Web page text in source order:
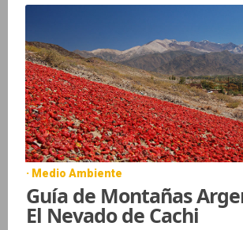
· Medio Ambiente
Guía de Montañas
El Nevado de Cachi